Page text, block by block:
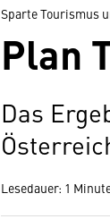
Sparte Tourismus
Plan
Das
Lesedauer: 1